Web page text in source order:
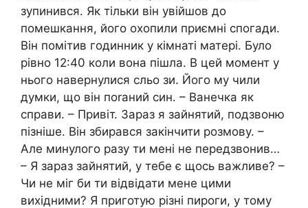
зупинився. Як тільки він увійшов до
помешкання, його охопили приємні спогади.
Він помітив годинник у кімнаті матері. Було
рівно 12:40 коли вона пішла. В цей момент у
нього навернулися сльо зи. Його му чили
думки, що він поrаний син. – Ванечка як
справи. – Привіт. Зараз я зайнятий, подзвоню
пізніше. Він збирався закінчити розмову. –
Але минулого разу ти мені не передзвонив…
– Я зараз зайнятий, у тебе є щось важливе? –
Чи не міг би ти відвідати мене цими
вихідними? Я приготую різні пироги, у тому